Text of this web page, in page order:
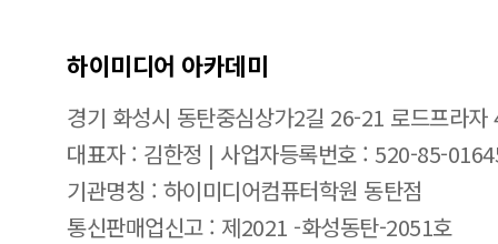
하이미디어 아카데미
경기 화성시 동탄중심상가2길 26-21 로드프라자
대표자 : 김한정 | 사업자등록번호 : 520-85-
기관명칭 : 하이미디어컴퓨터학원 동탄점
통신판매업신고 : 제2021 -화성동탄-2051호